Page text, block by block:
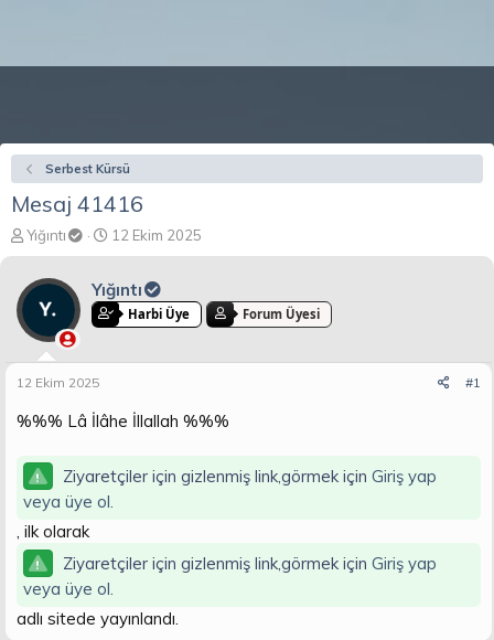
Serbest Kürsü
Mesaj 41416
K
o
b
y
a
ş
l
a
n
Yığıntı
B
a
l
a
n
t
a
i
i
12 Ekim 2025
Yığıntı
Harbi Üye Forum Üyesi
12 Ekim 2025 #1
%%% Lâ İlâhe İllallah %%%
Ziyaretçiler için gizlenmiş link,görmek için Giriş yap
veya üye ol.
, ilk olarak
Ziyaretçiler için gizlenmiş link,görmek için Giriş yap
veya üye ol.
adlı sitede yayınlandı.